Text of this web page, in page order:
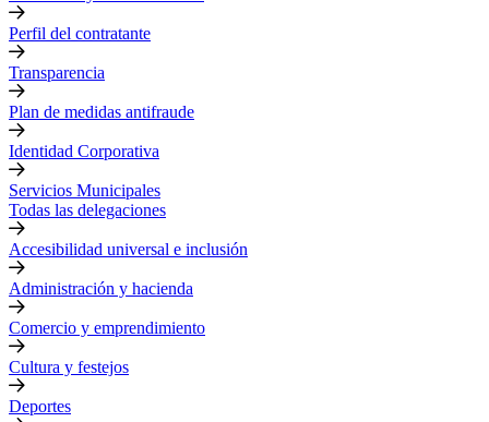
Perfil del contratante
Transparencia
Plan de medidas antifraude
Identidad Corporativa
Servicios Municipales
Todas las delegaciones
Accesibilidad universal e inclusión
Administración y hacienda
Comercio y emprendimiento
Cultura y festejos
Deportes